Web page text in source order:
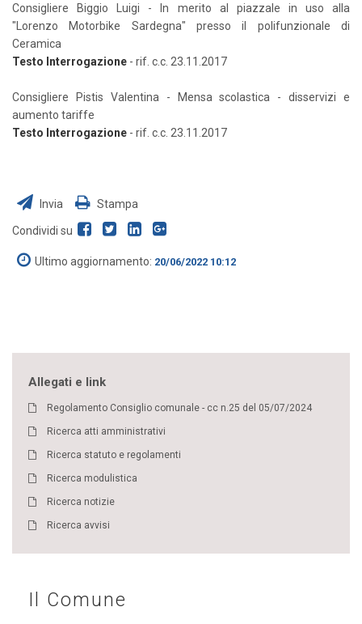
Consigliere Biggio Luigi - In merito al piazzale in uso alla
"Lorenzo Motorbike Sardegna" presso il polifunzionale di
Ceramica
Testo Interrogazione - rif. c.c. 23.11.2017
Consigliere Pistis Valentina - Mensa scolastica - disservizi e
aumento tariffe
Testo Interrogazione - rif. c.c. 23.11.2017
Invia Stampa
Condividi su
Ultimo aggiornamento: 20/06/2022 10:12
Allegati e link
Regolamento Consiglio comunale - cc n.25 del 05/07/2024
Ricerca atti amministrativi
Ricerca statuto e regolamenti
Ricerca modulistica
Ricerca notizie
Ricerca avvisi
Il Comune